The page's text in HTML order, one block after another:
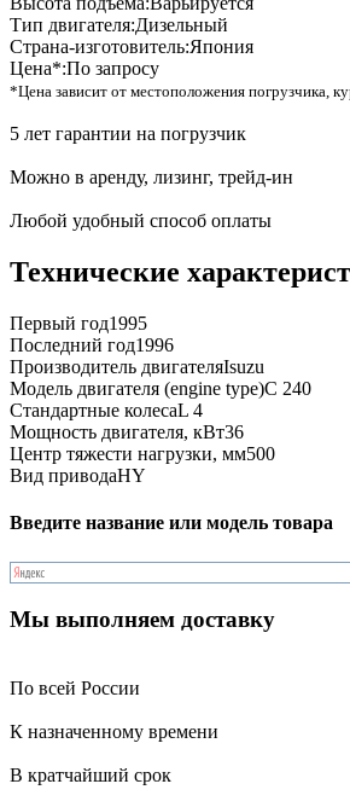
Тип двигателя:Дизельный
Страна-изготовитель:Япония
Цена*:По запросу
*Цена зависит от местоположения погрузчика,
5 лет гарантии на погрузчик
Можно в аренду, лизинг, трейд-ин
Любой удобный способ оплаты
Технические
Первый год1995
Последний год1996
Производитель двигателяIsuzu
Модель двигателя (engine type)C 240
Стандартные колесаL 4
Мощность двигателя, кВт36
Центр тяжести нагрузки, мм500
Вид приводаHY
Введите название или модель товара
Мы выполняем доставку
По всей России
К назначенному времени
В кратчайший срок